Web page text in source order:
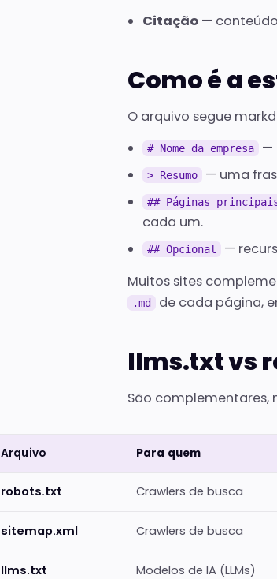
Citação —
Como é a
O arquivo segue
# Nome da empresa —
> Resumo — uma
## Páginas
cada um.
## Opcional
—
Muitos sites
.md de cada página,
llms.txt vs
São complementares,
Arquivo Para quem
robots.txt Crawlers de busca
sitemap.xml Crawlers de busca
llms.txt Modelos de IA (LLMs)